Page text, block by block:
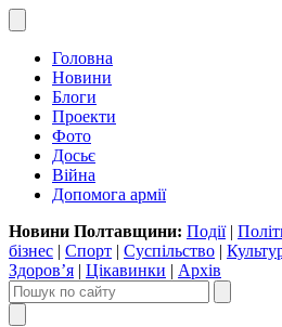
Головна
Новини
Блоги
Проекти
Фото
Досьє
Війна
Допомога армії
Новини Полтавщини: Події|
бізнес | Спорт | Суспільство |
Здоров’я | Цікавинки | Архів